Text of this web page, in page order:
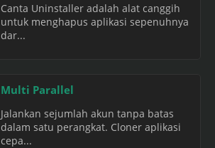
Canta Uninstaller adalah alat canggih
untuk menghapus aplikasi sepenuhnya
dar...
Multi Parallel
Jalankan sejumlah akun tanpa batas
dalam satu perangkat. Cloner aplikasi
cepa...